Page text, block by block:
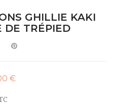
GHILLIE KAKI
DE TRÉPIED
€